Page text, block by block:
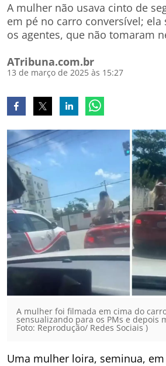
A mulher não usava cinto de
em pé no carro conversível; ela
os agentes, que não tomaram
ATribuna.com.br
13 de março de 2025 às 15:27
A mulher foi filmada em cima do
sensualizando para os PMs e depois
Foto: Reprodução/ Redes Sociais )
Uma mulher loira, seminua,